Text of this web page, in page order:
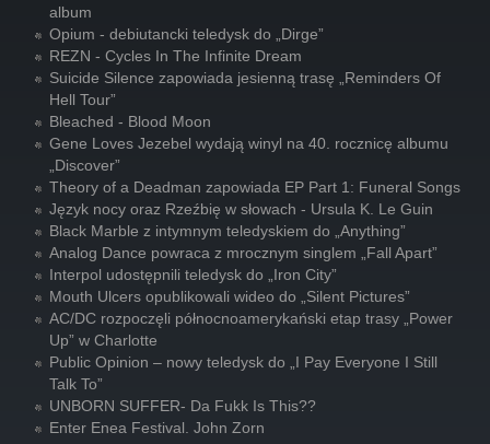
album
Opium - debiutancki teledysk do „Dirge”
REZN - Cycles In The Infinite Dream
Suicide Silence zapowiada jesienną trasę „Reminders Of
Hell Tour”
Bleached - Blood Moon
Gene Loves Jezebel wydają winyl na 40. rocznicę albumu
„Discover”
Theory of a Deadman zapowiada EP Part 1: Funeral Songs
Język nocy oraz Rzeźbię w słowach - Ursula K. Le Guin
Black Marble z intymnym teledyskiem do „Anything”
Analog Dance powraca z mrocznym singlem „Fall Apart”
Interpol udostępnili teledysk do „Iron City”
Mouth Ulcers opublikowali wideo do „Silent Pictures”
AC/DC rozpoczęli północnoamerykański etap trasy „Power
Up” w Charlotte
Public Opinion – nowy teledysk do „I Pay Everyone I Still
Talk To”
UNBORN SUFFER- Da Fukk Is This??
Enter Enea Festival. John Zorn